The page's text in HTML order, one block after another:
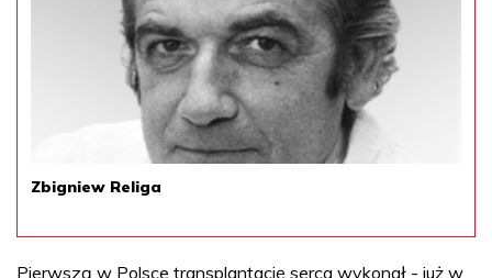
Zbigniew Religa
Pierwszą w Polsce transplantację serca wykonał - już w